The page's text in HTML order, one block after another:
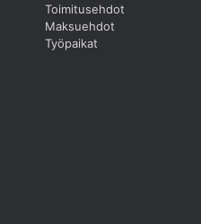
Toimitusehdot
Maksuehdot
Työpaikat